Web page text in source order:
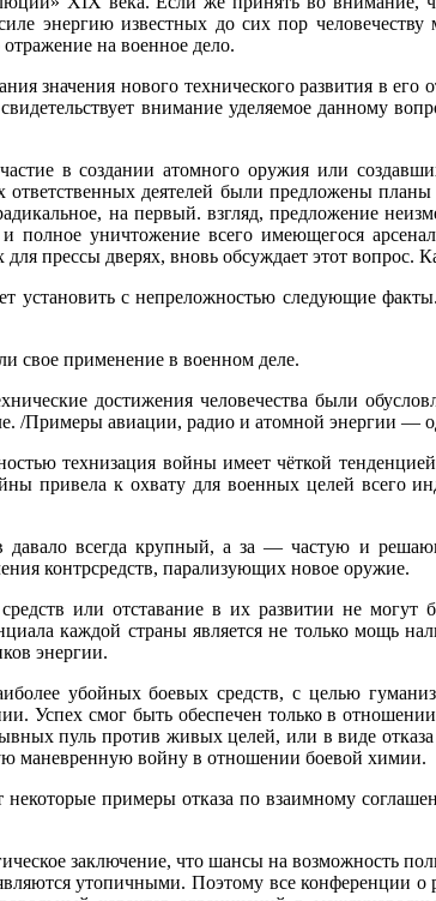
энергию известных до сих пор
отражение на военное дело.
значения нового техническо­го развития в
внимание уделяемое данному
в создании атомного ору­жия или
от­ветственных деятелей были предложены
на первый. взгляд, предложение
полное унич­тожение всего имеющегося
прессы дверях, вновь обсуждает этот вопрос.
установить с непреложно­стью следующие
свое применение в военном деле.
достижения челове­чества были
/Примеры авиации, радио и атомной энергии —
технизация войны имеет чёткой
привела к охвату для военных целей всего
давало всегда крупный, а за — частую и
контрсредств, парализующих новое оружие.
или отставание в их развитии не
каждой страны является не только мощь
энергии.
убойных боевых средств, с целью
Успех смог быть обеспечен только в
пуль против живых целей, или в виде
маневренную войну в отношении боевой химии.
некоторые примеры отказа по взаимному
заключение, что шан­сы на возможность
утопичными. Поэтому все конференции